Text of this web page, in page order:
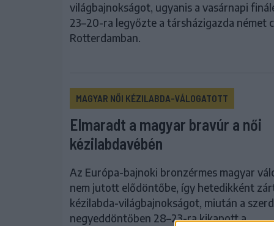
világbajnokságot, ugyanis a vasárnapi
23–20-ra legyőzte a társházigazda német
Rotterdamban.
MAGYAR NŐI KÉZILABDA-VÁLOGATOTT
Elmaradt a magyar bravúr a női
kézilabdavébén
Az Európa-bajnoki bronzérmes magyar
nem jutott elődöntőbe, így hetedikként
kézilabda-világbajnokságot, miután a
negyeddöntőben 28–23-ra kikapott a